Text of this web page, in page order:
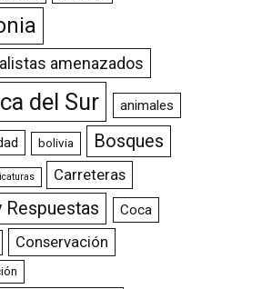
amenazados
del Sur animales
bolivia Bosques
Carreteras
Respuestas
Coca
Conservación